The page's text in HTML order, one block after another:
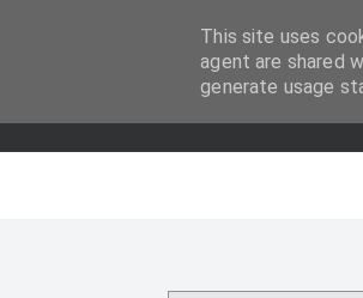
This site uses
agent are shared
generate usage